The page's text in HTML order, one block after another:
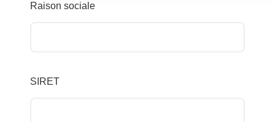
Raison sociale
SIRET